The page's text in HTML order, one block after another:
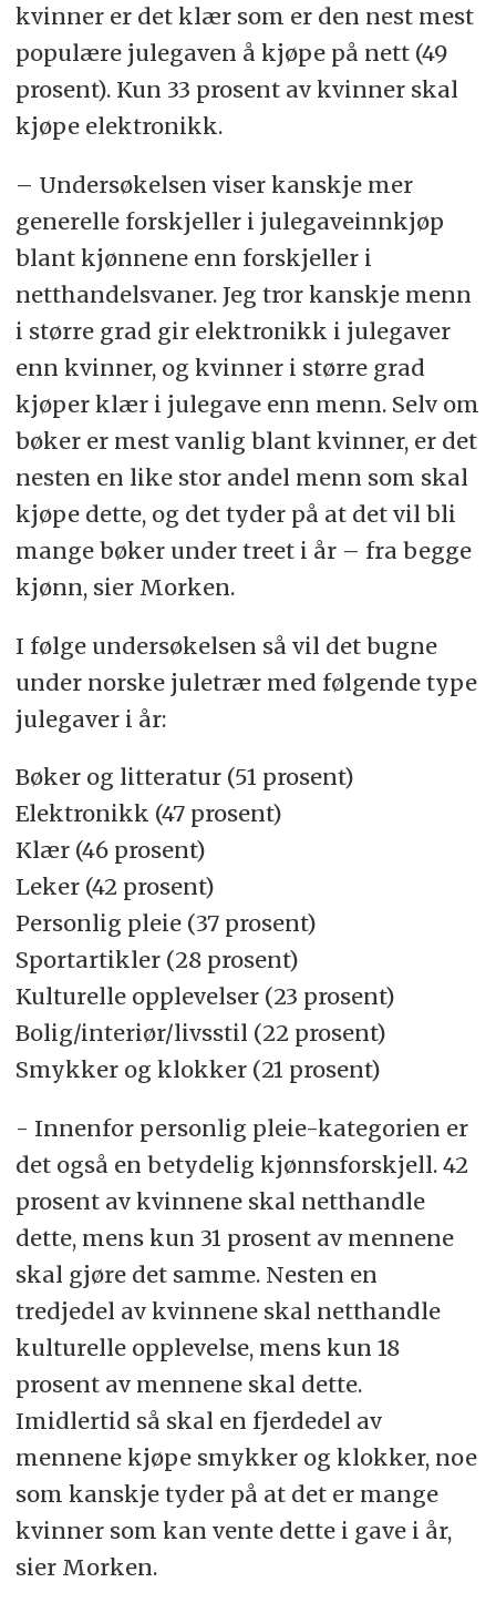
kvinner er det klær som er den nest mest
populære julegaven å kjøpe på nett (49
prosent). Kun 33 prosent av kvinner skal
kjøpe elektronikk.
– Undersøkelsen viser kanskje mer
generelle forskjeller i julegaveinnkjøp
blant kjønnene enn forskjeller i
netthandelsvaner. Jeg tror kanskje menn
i større grad gir elektronikk i julegaver
enn kvinner, og kvinner i større grad
kjøper klær i julegave enn menn. Selv om
bøker er mest vanlig blant kvinner, er det
nesten en like stor andel menn som skal
kjøpe dette, og det tyder på at det vil bli
mange bøker under treet i år – fra begge
kjønn, sier Morken.
I følge undersøkelsen så vil det bugne
under norske juletrær med følgende type
julegaver i år:
Bøker og litteratur (51 prosent)
Elektronikk (47 prosent)
Klær (46 prosent)
Leker (42 prosent)
Personlig pleie (37 prosent)
Sportartikler (28 prosent)
Kulturelle opplevelser (23 prosent)
Bolig/interiør/livsstil (22 prosent)
Smykker og klokker (21 prosent)
- Innenfor personlig pleie-kategorien er
det også en betydelig kjønnsforskjell. 42
prosent av kvinnene skal netthandle
dette, mens kun 31 prosent av mennene
skal gjøre det samme. Nesten en
tredjedel av kvinnene skal netthandle
kulturelle opplevelse, mens kun 18
prosent av mennene skal dette.
Imidlertid så skal en fjerdedel av
mennene kjøpe smykker og klokker, noe
som kanskje tyder på at det er mange
kvinner som kan vente dette i gave i år,
sier Morken.